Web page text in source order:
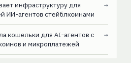
инфраструктуру для
ИИ-агентов стейблкоинами
→
кошельки для AI-агентов с
и микроплатежей
→